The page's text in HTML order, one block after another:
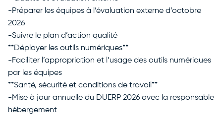
-Préparer les équipes à l’évaluation externe d’octobre
2026
-Suivre le plan d’action qualité
**Déployer les outils numériques**
-Faciliter l’appropriation et l’usage des outils numériques
par les équipes
**Santé, sécurité et conditions de travail**
-Mise à jour annuelle du DUERP 2026 avec la responsable
hébergement